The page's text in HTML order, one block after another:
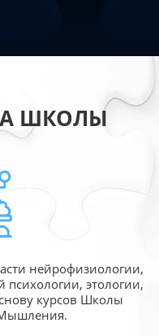
ШКОЛЫ
нейрофизиологии,
психологии, этологии,
курсов Школы